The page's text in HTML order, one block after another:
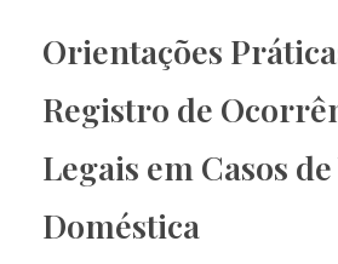
Orientações
Registro de
Legais em Casos
Doméstica